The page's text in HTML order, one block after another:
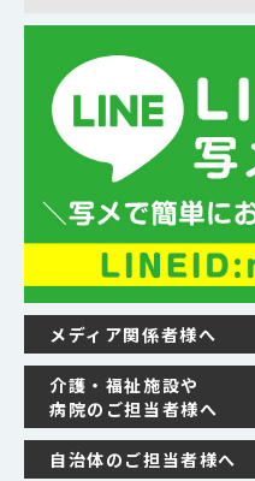
メディア関係者様へ
介護・福祉施設や
病院のご担当者様へ
自治体のご担当者様へ